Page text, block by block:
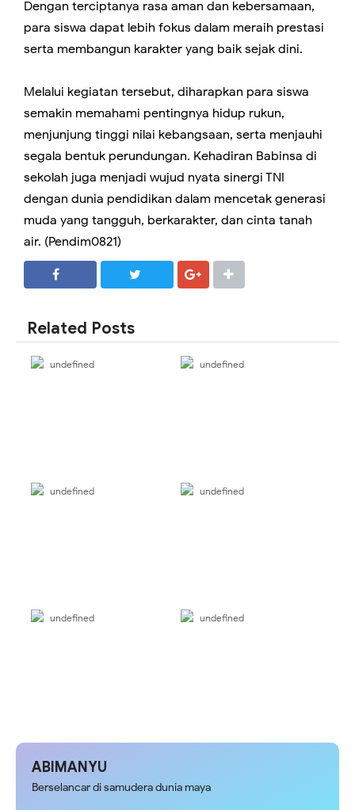
Dengan terciptanya rasa aman dan kebersamaan,
para siswa dapat lebih fokus dalam meraih prestasi
serta membangun karakter yang baik sejak dini.
Melalui kegiatan tersebut, diharapkan para siswa
semakin memahami pentingnya hidup rukun,
menjunjung tinggi nilai kebangsaan, serta menjauhi
segala bentuk perundungan. Kehadiran Babinsa di
sekolah juga menjadi wujud nyata sinergi TNI
dengan dunia pendidikan dalam mencetak generasi
muda yang tangguh, berkarakter, dan cinta tanah
air. (Pendim0821)
Related Posts
undefined undefined
undefined undefined
undefined undefined
ABIMANYU
Berselancar di samudera dunia maya